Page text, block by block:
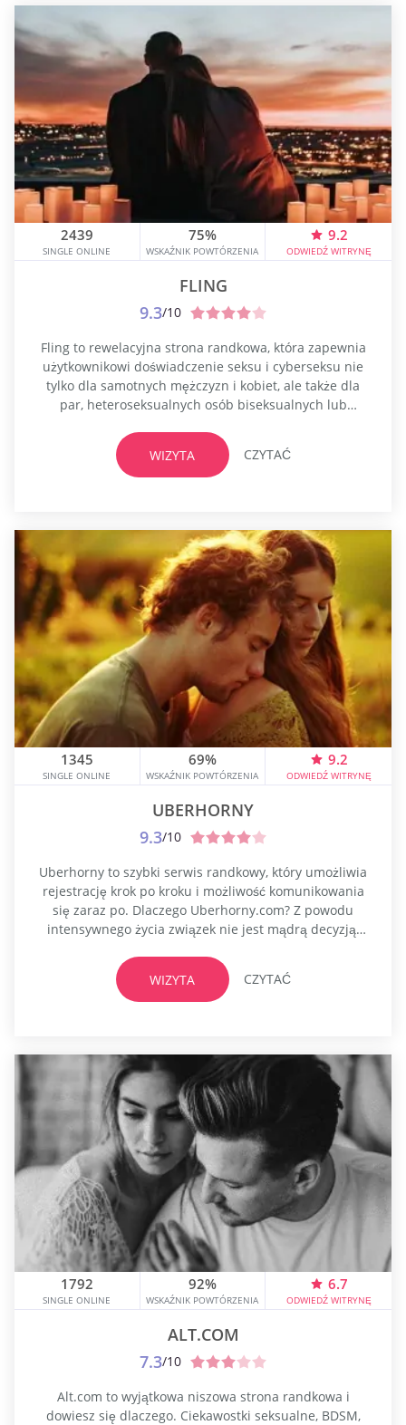
2439
SINGLE ONLINE
75%
WSKAŹNIK POWTÓRZENIA
9.2
ODWIEDŹ WITRYNĘ
FLING
9.3/10
Fling to rewelacyjna strona randkowa, która zapewnia
użytkownikowi doświadczenie seksu i cyberseksu nie
tylko dla samotnych mężczyzn i kobiet, ale także dla
par, heteroseksualnych osób biseksualnych lub
ta strona jest miejscem, w którym warto być. Od
ponad dwóch dekad Fling.com jest doskonałą stroną
biznesową, która zaspokaja wszystkie potrzeby
WIZYTA CZYTAĆ
1345
SINGLE ONLINE
69%
WSKAŹNIK POWTÓRZENIA
9.2
ODWIEDŹ WITRYNĘ
UBERHORNY
9.3/10
Uberhorny to szybki serwis randkowy, który umożliwia
rejestrację krok po kroku i możliwość komunikowania
się zaraz po. Dlaczego Uberhorny.com? Z powodu
intensywnego życia związek nie jest mądrą decyzją;
Uberhorny zna Twoje potrzeby i pomaga osiągnąć
standardowy seks. Popularny w Stanach
Zjednoczonych Uberhorny jest jednym z najbardziej
WIZYTA CZYTAĆ
1792
SINGLE ONLINE
92%
WSKAŹNIK POWTÓRZENIA
6.7
ODWIEDŹ WITRYNĘ
ALT.COM
7.3/10
Alt.com to wyjątkowa niszowa strona randkowa i
dowiesz się dlaczego. Ciekawostki seksualne, BDSM,